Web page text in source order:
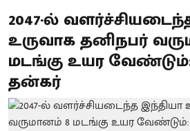
2047-ல்
உருவாக தனிநபர்
மடங்கு உயர
தன்கர்